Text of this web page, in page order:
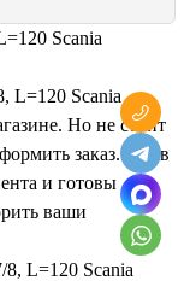
Scania
L=120 Scania
Но не стоит
заказ. Мы в
и готовы
ваши
L=120 Scania